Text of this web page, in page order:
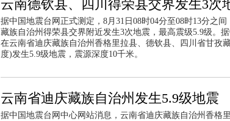
云南德钦县、四川得荣县交界发生3次
据中国地震台网正式测定，8月31日08时04分至08时13分之
藏族自治州得荣县交界附近发生3次地震，最高震级5.9级。
在云南省迪庆藏族自治州香格里拉县、德钦县、四川省甘孜
度)发生5.9级地震，震源深度10千米。
云南省迪庆藏族自治州发生5.9级地震
据中国地震台网中心网站消息，云南省迪庆藏族自治州香格